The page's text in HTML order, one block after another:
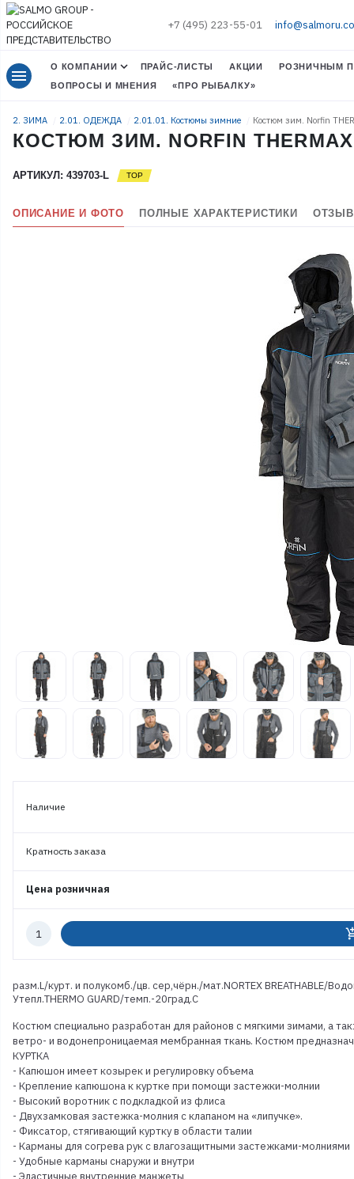
+7 (495) 223-55-01
menu О КОМПАНИИ ПРАЙС-ЛИСТЫ АКЦИИ
РОЗНИЧНЫМ
ВОПРОСЫ И МНЕНИЯ
«ПРО РЫБАЛКУ»
2. ЗИМА 2.01. ОДЕЖДА 2.01.01. Костюмы зимние Костюм зим. Norfin
КОСТЮМ ЗИМ. NORFIN
АРТИКУЛ: 439703-L
ОПИСАНИЕ И ФОТО ПОЛНЫЕ ХАРАКТЕРИСТИКИ
Наличие
Кратность заказа
Цена розничная
Количество
разм.L/курт. и полукомб./цв. сер,чёрн./мат.NORTEX BREATHABLE/
Утепл.THERMO GUARD/темп.-20град.С
Костюм специально разработан для районов с мягкими зимами, а
ветро- и водонепроницаемая мембранная ткань. Костюм
КУРТКА
- Капюшон имеет козырек и регулировку объема
- Крепление капюшона к куртке при помощи застежки-молнии
- Высокий воротник с подкладкой из флиса
- Двухзамковая застежка-молния с клапаном на «липучке».
- Фиксатор, стягивающий куртку в области талии
- Карманы для согрева рук с влагозащитными застежками-молниями
- Удобные карманы снаружи и внутри
- Эластичные внутренние манжеты